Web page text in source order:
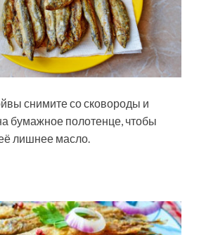
снимите со сковороды и
бумажное полотенце, чтобы
лишнее масло.